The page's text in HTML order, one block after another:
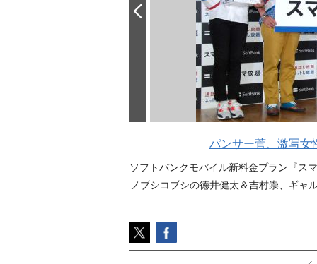
パンサー菅、激写
ソフトバンクモバイル新料金プラン『ス
ノブシコブシの徳井健太＆吉村崇、ギ